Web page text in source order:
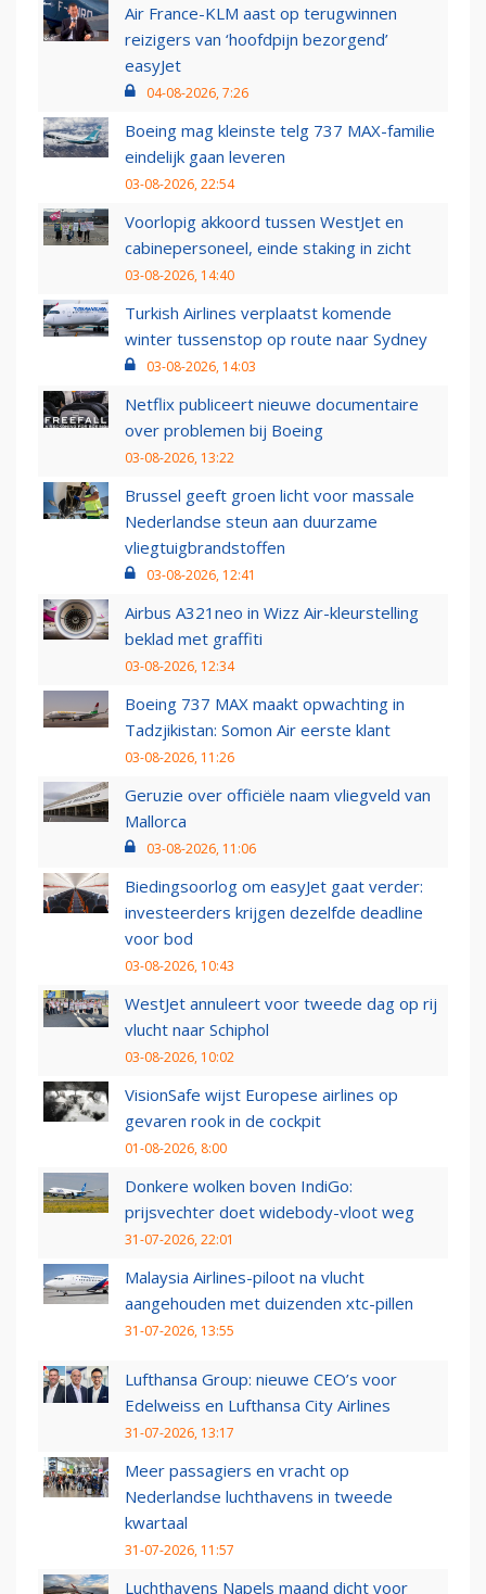
Air France-KLM aast op terugwinnen
reizigers van ‘hoofdpijn bezorgend’
easyJet
04-08-2026, 7:26
Boeing mag kleinste telg 737 MAX-familie
eindelijk gaan leveren
03-08-2026, 22:54
Voorlopig akkoord tussen WestJet en
cabinepersoneel, einde staking in zicht
03-08-2026, 14:40
Turkish Airlines verplaatst komende
winter tussenstop op route naar Sydney
03-08-2026, 14:03
Netflix publiceert nieuwe documentaire
over problemen bij Boeing
03-08-2026, 13:22
Brussel geeft groen licht voor massale
Nederlandse steun aan duurzame
vliegtuigbrandstoffen
03-08-2026, 12:41
Airbus A321neo in Wizz Air-kleurstelling
beklad met graffiti
03-08-2026, 12:34
Boeing 737 MAX maakt opwachting in
Tadzjikistan: Somon Air eerste klant
03-08-2026, 11:26
Geruzie over officiële naam vliegveld van
Mallorca
03-08-2026, 11:06
Biedingsoorlog om easyJet gaat verder:
investeerders krijgen dezelfde deadline
voor bod
03-08-2026, 10:43
WestJet annuleert voor tweede dag op rij
vlucht naar Schiphol
03-08-2026, 10:02
VisionSafe wijst Europese airlines op
gevaren rook in de cockpit
01-08-2026, 8:00
Donkere wolken boven IndiGo:
prijsvechter doet widebody-vloot weg
31-07-2026, 22:01
Malaysia Airlines-piloot na vlucht
aangehouden met duizenden xtc-pillen
31-07-2026, 13:55
Lufthansa Group: nieuwe CEO’s voor
Edelweiss en Lufthansa City Airlines
31-07-2026, 13:17
Meer passagiers en vracht op
Nederlandse luchthavens in tweede
kwartaal
31-07-2026, 11:57
Luchthavens Napels maand dicht voor